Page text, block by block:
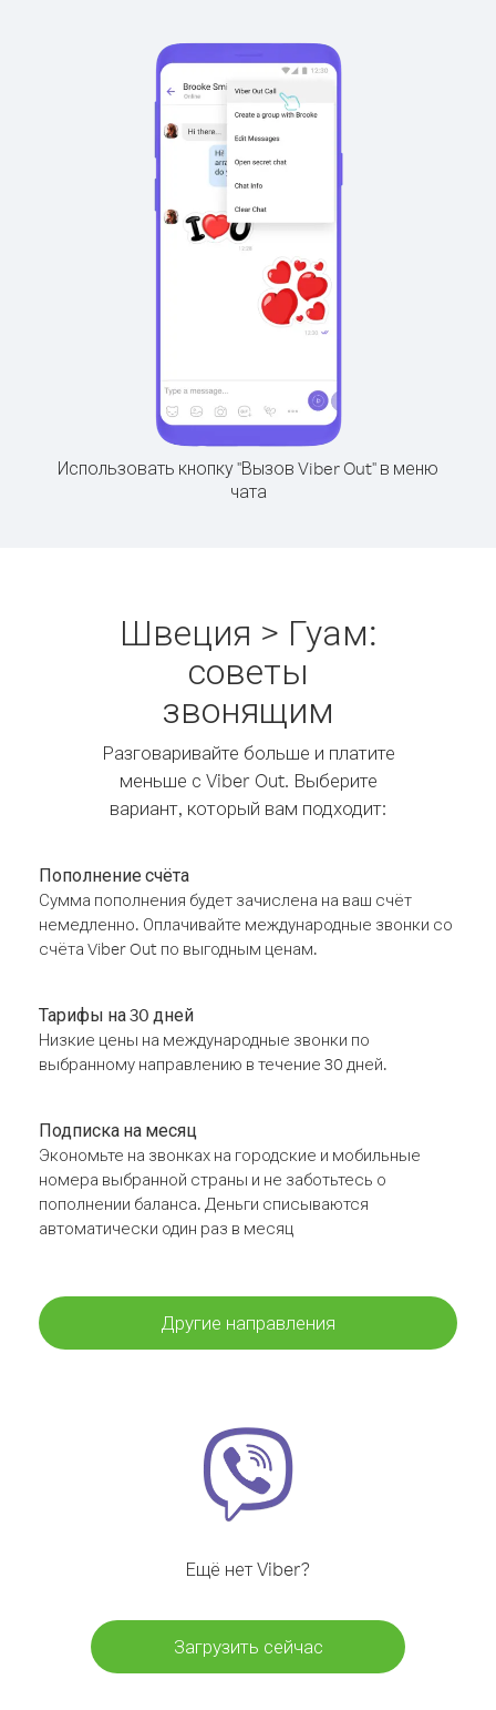
Использовать кнопку "Вызов Viber Out" в меню
чата
Швеция > Гуам:
советы
звонящим
Разговаривайте больше и платите
меньше с Viber Out. Выберите
вариант, который вам подходит:
Пополнение счёта
Сумма пополнения будет зачислена на ваш счёт
немедленно. Оплачивайте международные звонки со
счёта Viber Out по выгодным ценам.
Тарифы на 30 дней
Низкие цены на международные звонки по
выбранному направлению в течение 30 дней.
Подписка на месяц
Экономьте на звонках на городские и мобильные
номера выбранной страны и не заботьтесь о
пополнении баланса. Деньги списываются
автоматически один раз в месяц
Другие направления
Ещё нет Viber?
Загрузить сейчас